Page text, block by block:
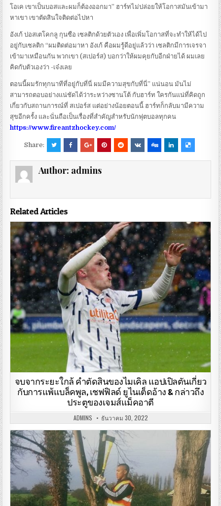
โอเค เขาเป็นบอสและผมก็ต้องออกมา” ฮาร์ทไม่ปล่อยให้โอกาสมันเข้ามา
หาเขา เขาตัดสินใจติดต่อไปหา
อังเก้ ปอสเตโคกลู กุนซือ เซลติกด้วยตัวเอง เพื่อเพิ่มโอกาสที่จะทำให้ได้ไป
อยู่กับเซลติก “ผมติดต่อมาหา อังเก้ คือผมรู้ดีอยู่แล้วว่า เซลติกมีการเจรจา
เข้ามาเหมือนกัน พวกเขา (สเปอร์ส) บอกว่าให้ผมคุยกับอีกฝ่ายได้ ผมเลย
คิดกับตัวเองว่า -เจ๋งเลย
ตอนนี้ผมรักทุกนาทีที่อยู่กับที่นี่ ผมมีความสุขกับที่นี่” แน่นอน มันไม่
สามารถตอบอย่างแน่ชัดได้ว่าระหว่างซานโต้ กับฮาร์ท ใครกันแน่ที่คิดถูก
เกี่ยวกับสถานการณ์ที่ สเปอร์ส แต่อย่างน้อยตอนนี้ ฮาร์ทก็กลับมามีความ
สุขอีกครั้ง และนั่นถือเป็นเรื่องที่สำคัญสำหรับนักฟุตบอลทุกคน
https://www.fireantzhockey.com/
Share:
Author: admins
Related Articles
จบจากระยะใกล้ คําตัดสินของไมเคิล แอปเปิลตันเกี่ยว
กับการแพ้แบล็คพูล, เชฟฟิลด์ ยูไนเต็ดอ้าง & กล่าวถึง
ประตูของเจมส์แม็คอาตี
ADMINS ธันวาคม 30, 2022